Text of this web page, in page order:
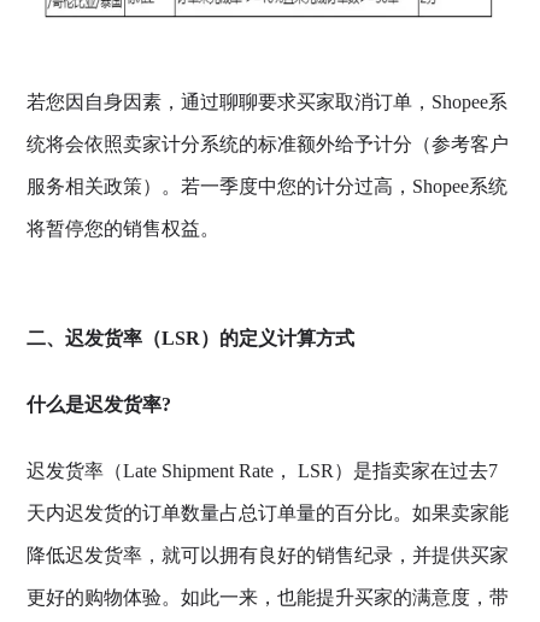
若您因自身因素，通过聊聊要求买家取消订单，Shopee系
统将会依照卖家计分系统的标准额外给予计分（参考客户
服务相关政策）。若一季度中您的计分过高，Shopee系统
将暂停您的销售权益。
二、迟发货率（LSR）的定义计算方式
什么是迟发货率?
迟发货率（Late Shipment Rate， LSR）是指卖家在过去7
天内迟发货的订单数量占总订单量的百分比。如果卖家能
降低迟发货率，就可以拥有良好的销售纪录，并提供买家
更好的购物体验。如此一来，也能提升买家的满意度，带